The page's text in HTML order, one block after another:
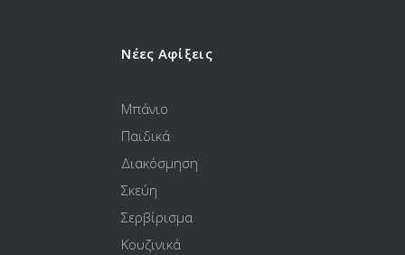
Νέες Αφίξεις
Μπάνιο
Παιδικά
Διακόσμηση
Σκεύη
Σερβίρισμα
Κουζινικά